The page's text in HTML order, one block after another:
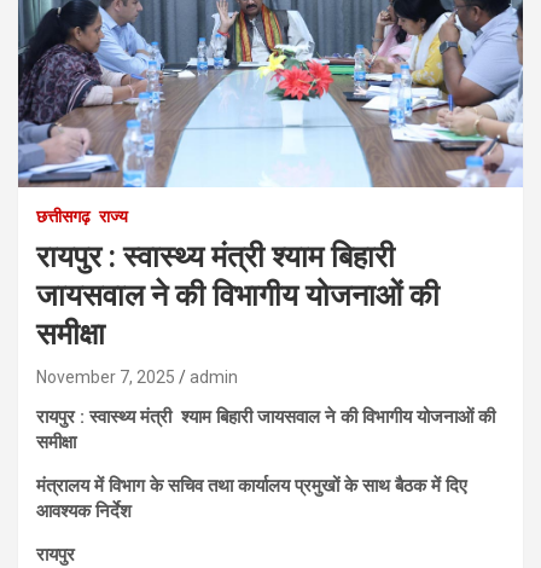
छत्तीसगढ़ राज्य
रायपुर : स्वास्थ्य मंत्री श्याम बिहारी
जायसवाल ने की विभागीय योजनाओं की
समीक्षा
November 7, 2025 admin
रायपुर : स्वास्थ्य मंत्री श्याम बिहारी जायसवाल ने की विभागीय योजनाओं की
समीक्षा
मंत्रालय में विभाग के सचिव तथा कार्यालय प्रमुखों के साथ बैठक में दिए
आवश्यक निर्देश
रायपुर